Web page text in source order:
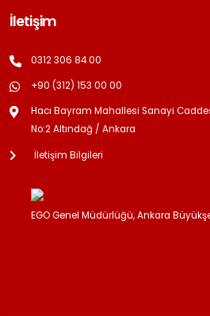
İletişim
0312 306 84 00
+90 (312) 153 00 00
Hacı Bayram Mahallesi Sanayi
No:2 Altındağ / Ankara
İletişim Bilgileri
EGO Genel Müdürlüğü, Ankara